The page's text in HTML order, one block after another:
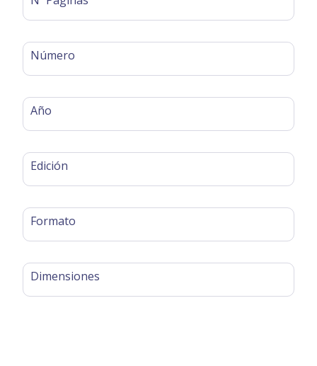
Número
Año
Edición
Formato
Dimensiones